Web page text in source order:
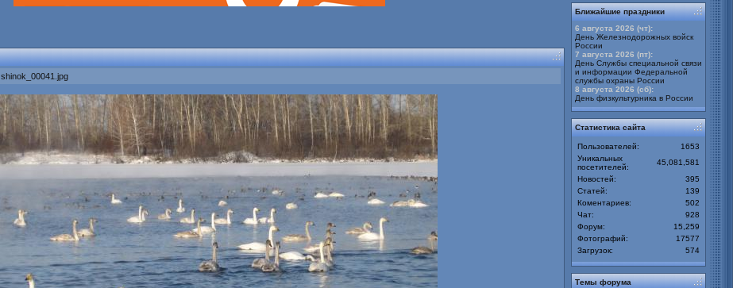
shinok_00041.jpg
Ближайшие праздники
6 августа 2026 (чт):
День Железнодорожных войск
России
7 августа 2026 (пт):
День Службы специальной связи
и информации Федеральной
службы охраны России
8 августа 2026 (сб):
День физкультурника в России
Статистика сайта
Пользователей:
1653
Уникальных
посетителей:
45,081,581
Новостей:
395
Статей:
139
Коментариев:
502
Чат:
928
Форум:
15,259
Фотографий:
17577
Загрузок:
574
Темы форума